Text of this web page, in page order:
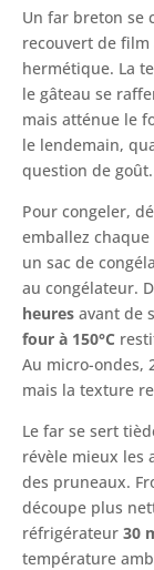
Un far breton se
recouvert de
hermétique. La
le gâteau se
mais atténue le
le lendemain,
question de goût.
Pour congeler,
emballez
un sac de
au congélateur.
heures avant de
four à 150°C
Au micro-ondes,
mais la texture
Le far se sert
révèle mieux les
des pruneaux.
découpe plus
réfrigérateur 30
température